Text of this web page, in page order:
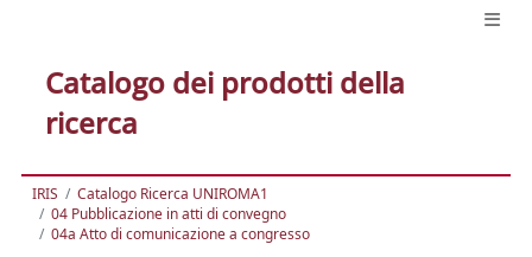
Catalogo dei prodotti della
ricerca
IRIS
Catalogo Ricerca UNIROMA1
04 Pubblicazione in atti di convegno
04a Atto di comunicazione a congresso